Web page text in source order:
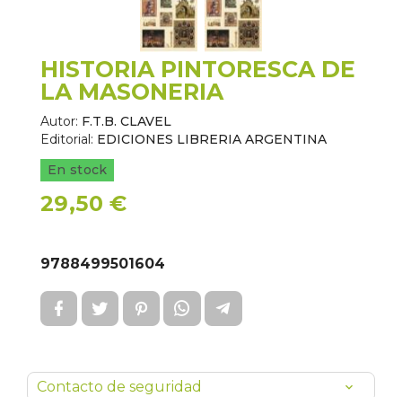
HISTORIA PINTORESCA DE
LA MASONERIA
Autor: F.T.B. CLAVEL
Editorial: EDICIONES LIBRERIA ARGENTINA
En stock
29,50 €
9788499501604
Contacto de seguridad